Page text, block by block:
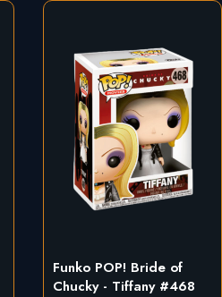
Funko POP! Bride of
Chucky - Tiffany #468